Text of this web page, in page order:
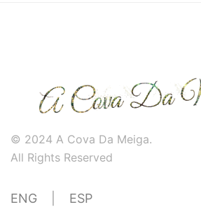
© 2024 A Cova Da Meiga.
All Rights Reserved
ENG ESP